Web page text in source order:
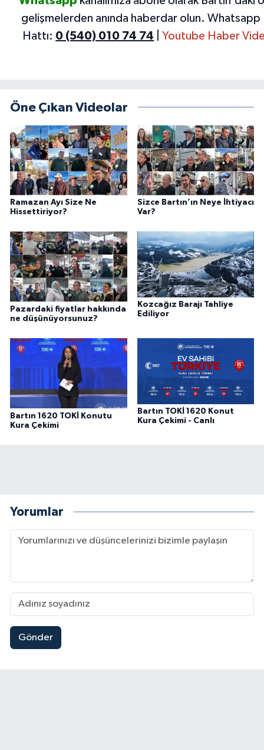
gelişmelerden anında haberdar olun. Whatsapp
Hattı: 0 (540) 010 74 74 Youtube Haber
Öne Çıkan Videolar
Ramazan Ayı Size Ne
Hissettiriyor?
Sizce Bartın’ın Neye İhtiyacı
Var?
Pazardaki fiyatlar hakkında
ne düşünüyorsunuz?
Kozcağız Barajı Tahliye
Ediliyor
Bartın 1620 TOKİ Konutu
Kura Çekimi
Bartın TOKİ 1620 Konut
Kura Çekimi - Canlı
Yorumlar
Gönder